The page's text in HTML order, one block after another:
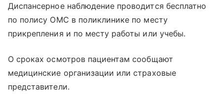
Диспансерное наблюдение проводится бесплатно
по полису ОМС в поликлинике по месту
прикрепления и по месту работы или учебы.
О сроках осмотров пациентам сообщают
медицинские организации или страховые
представители.